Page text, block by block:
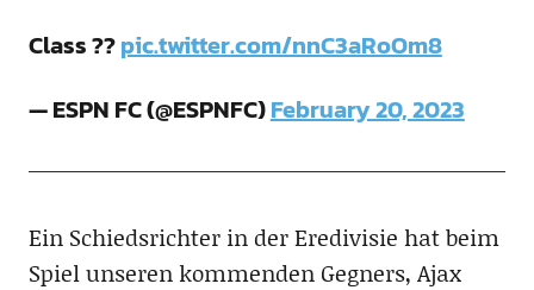
Class ??pic.twitter.com/nnC3aRoOm8
— ESPN FC (@ESPNFC)February 20, 2023
Ein Schiedsrichter in der Eredivisie hat beim
Spiel unseren kommenden Gegners, Ajax